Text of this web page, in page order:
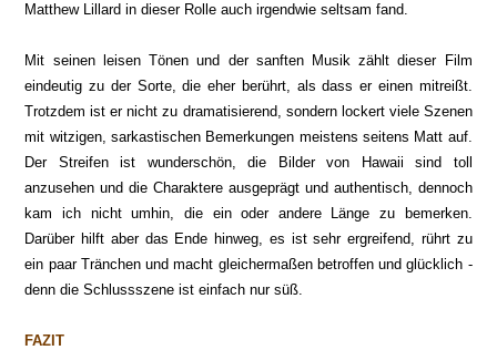
Matthew Lillard in dieser Rolle auch irgendwie seltsam fand.
Mit seinen leisen Tönen und der sanften Musik zählt dieser Film
eindeutig zu der Sorte, die eher berührt, als dass er einen mitreißt.
Trotzdem ist er nicht zu dramatisierend, sondern lockert viele Szenen
mit witzigen, sarkastischen Bemerkungen meistens seitens Matt auf.
Der Streifen ist wunderschön, die Bilder von Hawaii sind toll
anzusehen und die Charaktere ausgeprägt und authentisch, dennoch
kam ich nicht umhin, die ein oder andere Länge zu bemerken.
Darüber hilft aber das Ende hinweg, es ist sehr ergreifend, rührt zu
ein paar Tränchen und macht gleichermaßen betroffen und glücklich -
denn die Schlussszene ist einfach nur süß.
FAZIT